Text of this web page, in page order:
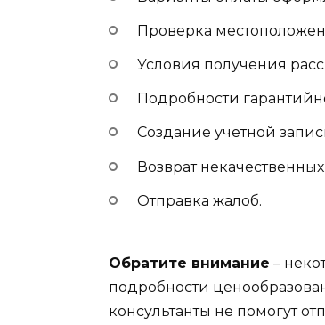
Проверка
Условия получения
Подробности
Создание учетной
Возврат
Отправка жалоб.
Обратите внимание –
подробности
консультанты не помогут